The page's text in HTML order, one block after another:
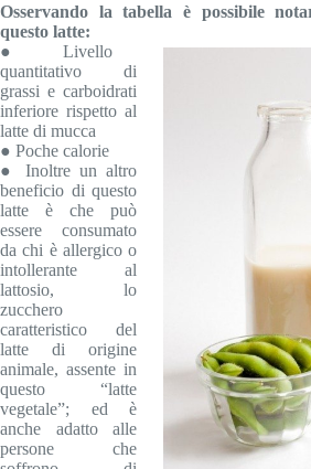
Osservando la tabella è possibile
questo latte:
● Livello
quantitativo di
grassi e carboidrati
inferiore rispetto al
latte di mucca
● Poche calorie
● Inoltre un altro
beneficio di questo
latte è che può
essere consumato
da chi è allergico o
intollerante al
lattosio, lo
zucchero
caratteristico del
latte di origine
animale, assente in
questo “latte
vegetale”; ed è
anche adatto alle
persone che